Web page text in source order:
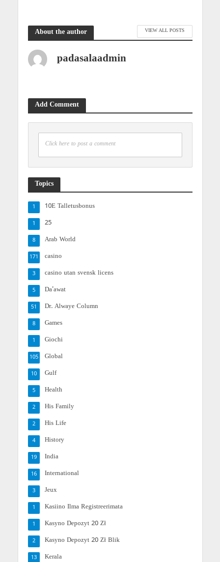
About the author VIEW ALL POSTS
padasalaadmin
Add Comment
Click here to post a comment
Topics
10E Talletusbonus
1
25
1
Arab World
8
casino
171
casino utan svensk licens
3
Da'awat
5
Dr. Alwaye Column
51
Games
8
Giochi
1
Global
105
Gulf
10
Health
5
His Family
2
His Life
2
History
4
India
19
International
16
Jeux
3
Kasiino Ilma Registreerimata
1
Kasyno Depozyt 20 Zł
1
Kasyno Depozyt 20 Zł Blik
2
Kerala
13